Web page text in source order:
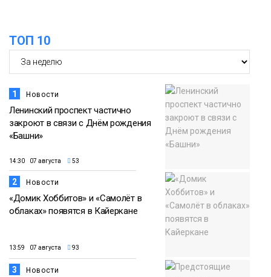
ТОП 10
1 Новости
Ленинский проспект частично
закроют в связи с Днём рождения
«Башни»
14:30 07 августа 53
2 Новости
«Домик Хоббитов» и «Самолёт в
облаках» появятся в Кайеркане
13:59 07 августа 93
3 Новости